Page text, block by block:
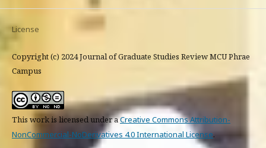
License
Copyright (c) 2024 Journal of Graduate Studies Review MCU Phrae
Campus
This work is licensed under aCreative Commons Attribution-
NonCommercial-NoDerivatives 4.0 International License.